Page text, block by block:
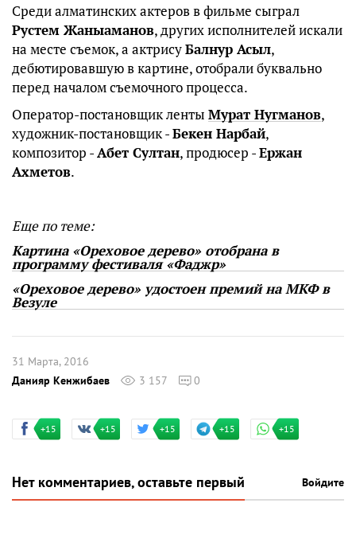
Среди алматинских актеров в фильме сыграл
Рустем Жаныаманов, других исполнителей искали
на месте съемок, а актрисуБалнур Асыл,
дебютировавшую в картине, отобрали буквально
перед началом съемочного процесса.
Оператор-постановщик ленты Мурат Нугманов,
художник-постановщик -Бекен Нарбай,
композитор -Абет Султан, продюсер -Ержан
Ахметов.
Еще по теме:
Картина «Ореховое дерево» отобрана в
программу фестиваля «Фаджр»
«Ореховое дерево» удостоен премий на МКФ в
Везуле
31 Марта, 2016
Данияр Кенжибаев
3 157 0
+15 +15 +15 +15 +15
Нет комментариев, оставьте первый Войдите